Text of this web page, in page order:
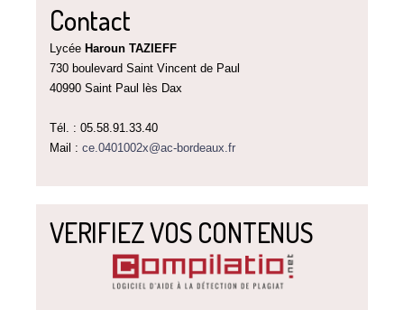
Contact
Lycée Haroun TAZIEFF
730 boulevard Saint Vincent de Paul
40990 Saint Paul lès Dax
Tél. : 05.58.91.33.40
Mail : ce.0401002x@ac-bordeaux.fr
VERIFIEZ VOS CONTENUS